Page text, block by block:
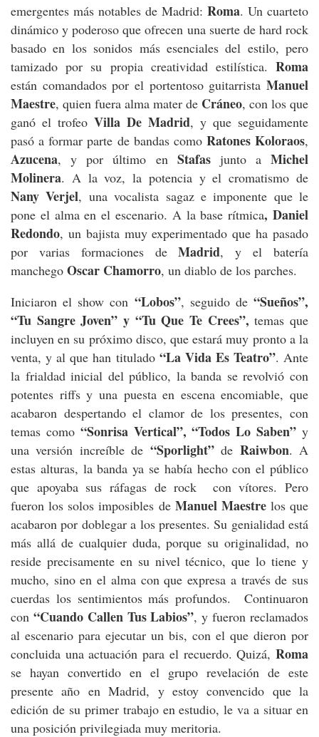
emergentes más notables de Madrid: Roma. Un cuarteto
dinámico y poderoso que ofrecen una suerte de hard rock
basado en los sonidos más esenciales del estilo, pero
tamizado por su propia creatividad estilística. Roma
están comandados por el portentoso guitarrista Manuel
Maestre, quien fuera alma mater de Cráneo, con los que
ganó el trofeo Villa De Madrid, y que seguidamente
pasó a formar parte de bandas como Ratones Koloraos,
Azucena, y por último en Stafasjunto a Michel
Molinera. A la voz, la potencia y el cromatismo de
Nany Verjel, una vocalista sagaz e imponente que le
pone el alma en el escenario. A la base rítmica, Daniel
Redondo, un bajista muy experimentado que ha pasado
por varias formaciones deMadrid, y el batería
manchego Oscar Chamorro, un diablo de los parches.
Iniciaron el show con “Lobos”, seguido de“Sueños”,
“Tu Sangre Joven” y “Tu Que Te Crees”, temas que
incluyen en su próximo disco, que estará muy pronto a la
venta, y al que han titulado “La Vida Es Teatro”. Ante
la frialdad inicial del público, la banda se revolvió con
potentes riffs y una puesta en escena encomiable, que
acabaron despertando el clamor de los presentes, con
temas como “Sonrisa Vertical”, “Todos Lo Saben” y
una versión increíble de “Sporlight”de Raiwbon. A
estas alturas, la banda ya se había hecho con el público
que apoyaba sus ráfagas de rock con vítores. Pero
fueron los solos imposibles de Manuel Maestrelos que
acabaron por doblegar a los presentes. Su genialidad está
más allá de cualquier duda, porque su originalidad, no
reside precisamente en su nivel técnico, que lo tiene y
mucho, sino en el alma con que expresa a través de sus
cuerdas los sentimientos más profundos. Continuaron
con “Cuando Callen Tus Labios”, y fueron reclamados
al escenario para ejecutar un bis, con el que dieron por
concluida una actuación para el recuerdo. Quizá, Roma
se hayan convertido en el grupo revelación de este
presente año en Madrid, y estoy convencido que la
edición de su primer trabajo en estudio, le va a situar en
una posición privilegiada muy meritoria.